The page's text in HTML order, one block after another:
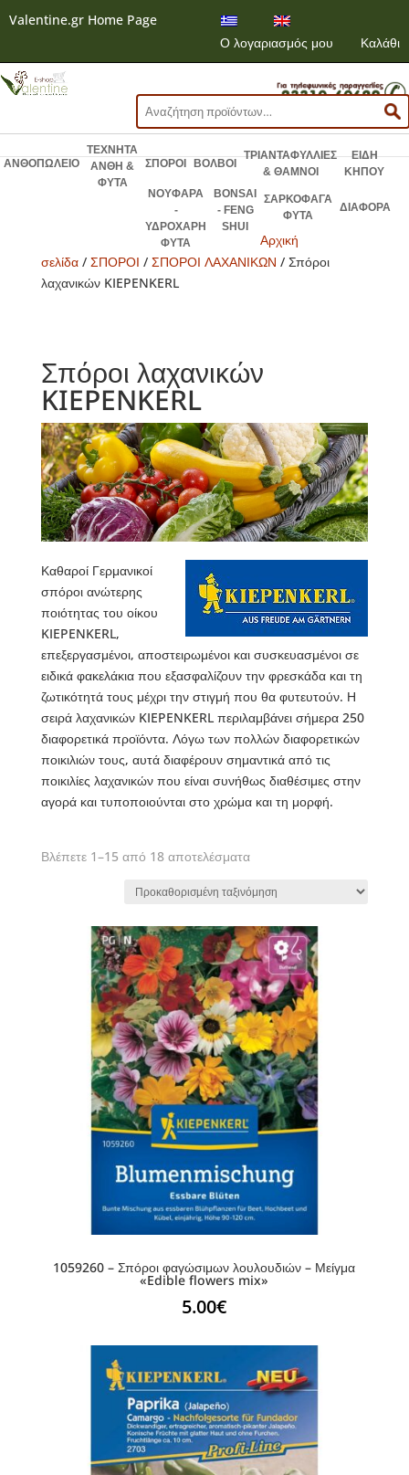
Valentine.gr Home Page
Ο λογαριασμός μου
Καλάθι
Αναζήτηση
για:
ΑΝΘΟΠΩΛΕΙΟ
ΤΕΧΝΗΤΑ
ΑΝΘΗ &
ΦΥΤΑ
ΣΠΟΡΟΙ ΒΟΛΒΟΙ
ΤΡΙΑΝΤΑΦΥΛΛΙΕΣ
& ΘΑΜΝΟΙ
ΕΙΔΗ
ΚΗΠΟΥ
ΝΟΥΦΑΡΑ
-
ΥΔΡΟΧΑΡΗ
ΦΥΤΑ
BONSAI
- FENG
SHUI
ΣΑΡΚΟΦΑΓΑ
ΦΥΤΑ
ΔΙΑΦΟΡΑ
Αρχική
σελίδα/ ΣΠΟΡΟΙ / ΣΠΟΡΟΙ ΛΑΧΑΝΙΚΩΝ / Σπόροι
λαχανικών KIEPENKERL
Σπόροι λαχανικών
KIEPENKERL
Καθαροί Γερμανικοί
σπόροι ανώτερης
ποιότητας του οίκου
KIEPENKERL,
επεξεργασμένοι, αποστειρωμένοι και συσκευασμένοι σε
ειδικά φακελάκια που εξασφαλίζουν την φρεσκάδα και τη
ζωτικότητά τους μέχρι την στιγμή που θα φυτευτούν. Η
σειρά λαχανικών KIEPENKERL περιλαμβάνει σήμερα 250
διαφορετικά προϊόντα. Λόγω των πολλών διαφορετικών
ποικιλιών τους, αυτά διαφέρουν σημαντικά από τις
ποικιλίες λαχανικών που είναι συνήθως διαθέσιμες στην
αγορά και τυποποιούνται στο χρώμα και τη μορφή.
Βλέπετε 1–15 από 18 αποτελέσματα
1059260 – Σπόροι φαγώσιμων λουλουδιών – Μείγμα
«Edible flowers mix»
5.00€